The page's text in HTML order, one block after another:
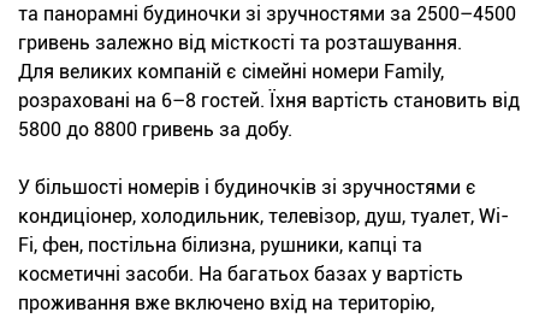
та панорамні будиночки зі зручностями за 2500–4500
гривень залежно від місткості та розташування.
Для великих компаній є сімейні номери Family,
розраховані на 6–8 гостей. Їхня вартість становить від
5800 до 8800 гривень за добу.
У більшості номерів і будиночків зі зручностями є
кондиціонер, холодильник, телевізор, душ, туалет, Wi-
Fi, фен, постільна білизна, рушники, капці та
косметичні засоби. На багатьох базах у вартість
проживання вже включено вхід на територію,